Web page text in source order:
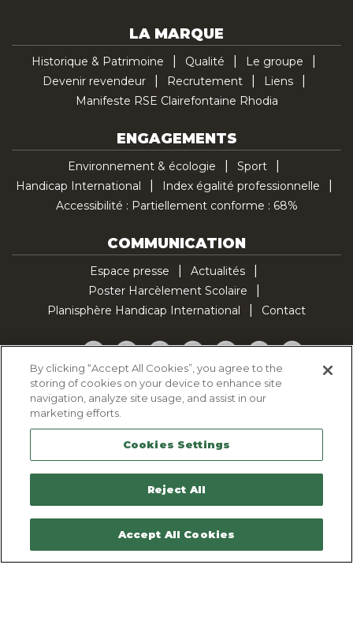
LA MARQUE
Historique & Patrimoine Qualité
Le groupe
Devenir revendeur
Recrutement
Liens
Manifeste RSE Clairefontaine Rhodia
ENGAGEMENTS
Environnement & écologie
Sport
Handicap International
Index égalité professionnelle
Accessibilité : Partiellement conforme : 68%
COMMUNICATION
Espace presse
Actualités
Poster Harcèlement Scolaire
Planisphère Handicap International
Contact
Facebook
TwitterYouTubePinterestInstagramLinkedInTikTok
Politique d'utilisation des cookies
Politique de confidentialité
Mentions légales
Plan du site
Contactez-nous
By clicking “Accept All Cookies”, you agree to the
storing of cookies on your device to enhance site
navigation, analyze site usage, and assist in our
marketing efforts.
Cookies Settings
Reject All
Accept All Cookies